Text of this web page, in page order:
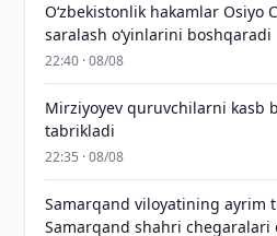
O‘zbekistonlik hakamlar Osiyo
saralash o‘yinlarini boshqaradi
22:40 · 08/08
Mirziyoyev quruvchilarni kasb
tabrikladi
22:35 · 08/08
Samarqand viloyatining ayrim
Samarqand shahri chegaralari